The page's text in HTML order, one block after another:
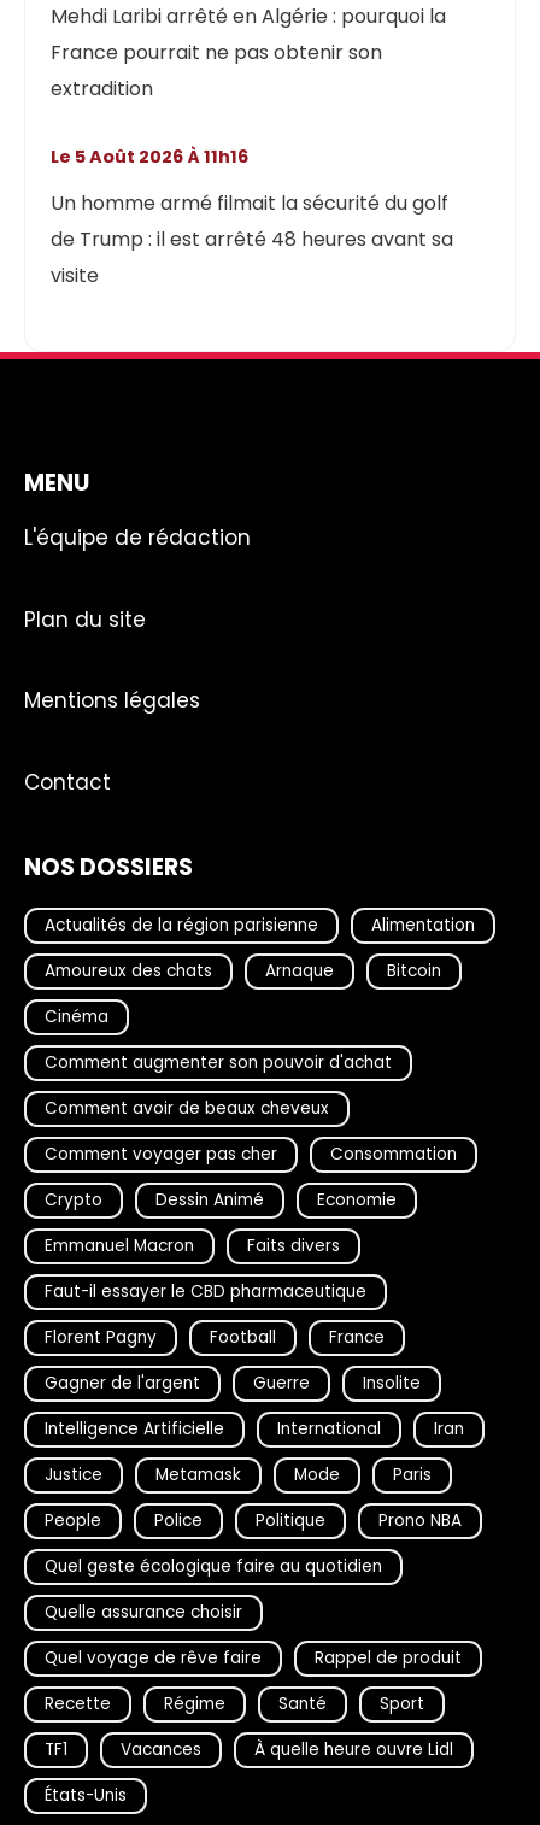
Mehdi Laribi arrêté en Algérie : pourquoi la
France pourrait ne pas obtenir son
extradition
Un homme armé filmait la sécurité du golf
de Trump : il est arrêté 48 heures avant sa
visite
Le 5 Août 2026 À 11h16
MENU
L'équipe de rédaction
Plan du site
Mentions légales
Contact
NOS DOSSIERS
Actualités de la région parisienne
Alimentation
Amoureux des chats
Arnaque
Bitcoin
Cinéma
Comment augmenter son pouvoir d'achat
Comment avoir de beaux cheveux
Comment voyager pas cher
Consommation
Crypto
Dessin Animé
Economie
Emmanuel Macron
Faits divers
Faut-il essayer le CBD pharmaceutique
Florent Pagny
Football
France
Gagner de l'argent
Guerre
Insolite
Intelligence Artificielle
International
Iran
Justice
Metamask Mode
Paris
People
Police Politique
Prono NBA
Quel geste écologique faire au quotidien
Quelle assurance choisir
Quel voyage de rêve faire
Rappel de produit
Recette
Régime Santé
Sport
TF1
Vacances
À quelle heure ouvre Lidl
États-Unis